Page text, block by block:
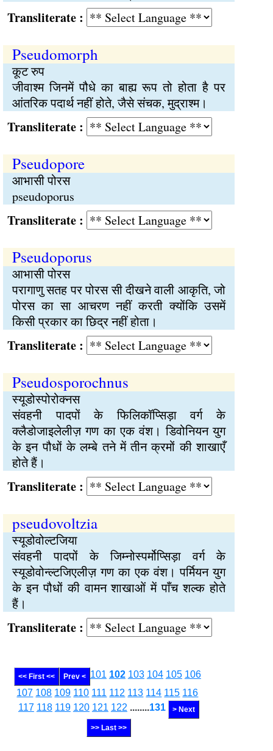
:
Pseudomorph
कूट रुप
जीवाश्म जिनमें पौधे का बाह्य रूप तो होता है पर
आंतरिक पदार्थ नहीं होते, जैसे संचक, मुद्राश्म।
:
Pseudopore
आभासी पोरस
pseudoporus
:
Pseudoporus
आभासी पोरस
परागाणु सतह पर पोरस सी दीखने वाली आकृति, जो
पोरस का सा आचरण नहीं करती क्योंकि उसमें
किसी प्रकार का छिद्र नहीं होता।
:
Pseudosporochnus
स्यूडोस्पोरोक्नस
संवहनी पादपों के फिलिकॉप्सिड़ा वर्ग के
क्लैडोजाइलेलीज़ गण का एक वंश। डिवोनियन युग
के इन पौधों के लम्बे तने में तीन क्रमों की शाखाएँ
होते हैं।
:
pseudovoltzia
स्यूडोवोल्टजिया
संवहनी पादपों के जिम्नोस्पर्मोप्सिड़ा वर्ग के
स्यूडोवोन्ल्टजिएलीज़ गण का एक वंश। पर्मियन युग
के इन पौधों की वामन शाखाओं में पाँच शल्क होते
हैं।
:
<< First << Prev < 101 102 103 104 105 106
107 108 109 110 111 112 113 114 115 116
117 118 119 120 121 122 ........131 > Next
>> Last >>